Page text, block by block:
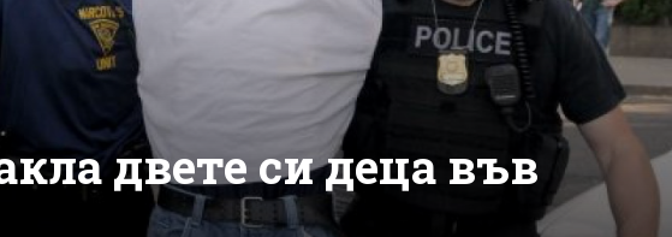
двете си деца във